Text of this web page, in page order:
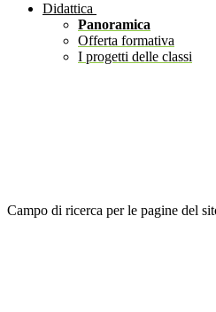
Didattica
Panoramica
Offerta formativa
I progetti delle classi
Campo di ricerca per le pagine del